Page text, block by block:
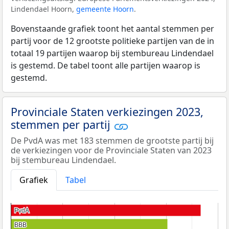
Lindendael Hoorn, gemeente Hoorn.
Bovenstaande grafiek toont het aantal stemmen per
partij voor de 12 grootste politieke partijen van de in
totaal 19 partijen waarop bij stembureau Lindendael
is gestemd. De tabel toont alle partijen waarop is
gestemd.
Provinciale Staten verkiezingen 2023,
stemmen per partij
De PvdA was met 183 stemmen de grootste partij bij
de verkiezingen voor de Provinciale Staten van 2023
bij stembureau Lindendael.
Grafiek
Tabel
PvdA
PvdA
BBB
BBB